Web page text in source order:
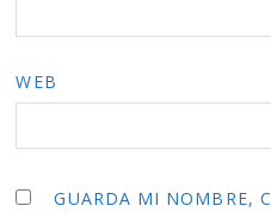
WEB
GUARDA MI NOMBRE,